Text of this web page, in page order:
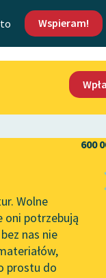
Wspieram!
wykorzystania
Lektur
600
Wolne
oni potrzebują
nas nie
prostu do